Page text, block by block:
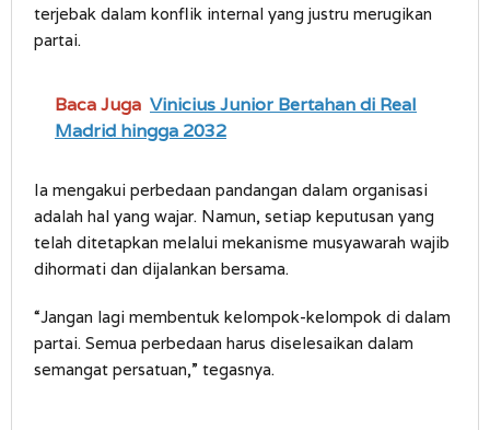
terjebak dalam konflik internal yang justru merugikan
partai.
Baca Juga Vinicius Junior Bertahan di Real
Madrid hingga 2032
Ia mengakui perbedaan pandangan dalam organisasi
adalah hal yang wajar. Namun, setiap keputusan yang
telah ditetapkan melalui mekanisme musyawarah wajib
dihormati dan dijalankan bersama.
“Jangan lagi membentuk kelompok-kelompok di dalam
partai. Semua perbedaan harus diselesaikan dalam
semangat persatuan,” tegasnya.